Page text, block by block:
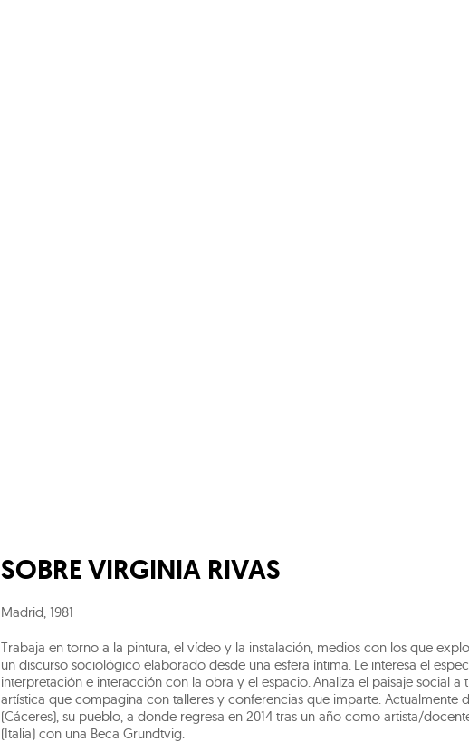
SOBRE VIRGINIA RIVAS
Madrid, 1981
Trabaja en torno a la pintura, el vídeo y la instalación, medios con los que
un discurso sociológico elaborado desde una esfera íntima. Le interesa el
interpretación e interacción con la obra y el espacio. Analiza el paisaje social
artística que compagina con talleres y conferencias que imparte. Actualmente
(Cáceres), su pueblo, a donde regresa en 2014 tras un año como artista/
(Italia) con una Beca Grundtvig.